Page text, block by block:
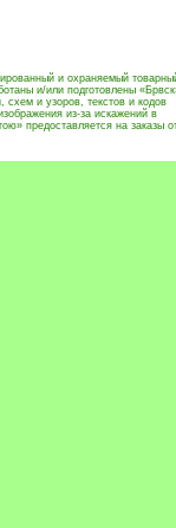
и охраняемый
и/или подготовлены
и узоров, текстов и кодов
из-за искажений в
предоставляется на заказы